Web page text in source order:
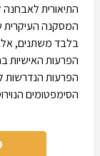
התיאורית
המסקנה העיקרית
בלבד משתנים,
הפרעות האישיות
הפרעות הנדרשות
הסימפטומים